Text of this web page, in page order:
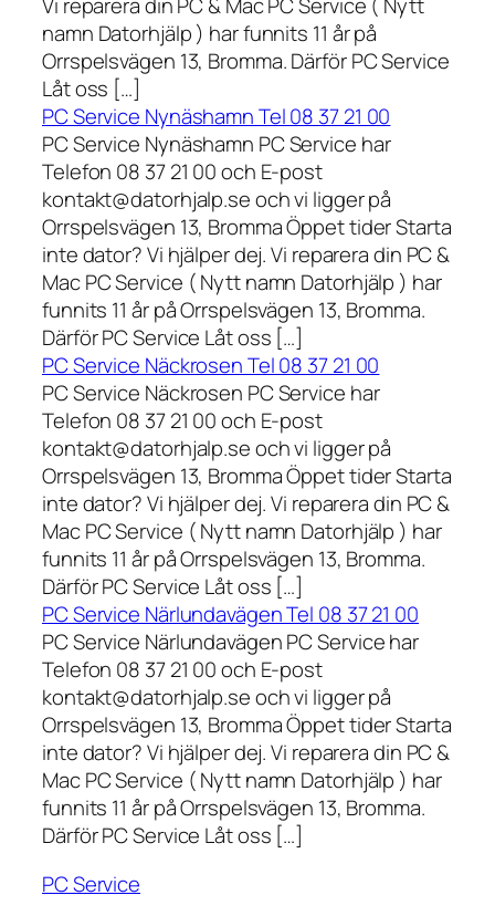
Vi reparera din PC & Mac PC Service ( Nytt
namn Datorhjälp ) har funnits 11 år på
Orrspelsvägen 13, Bromma. Därför PC Service
Låt oss […]
PC Service Nynäshamn Tel 08 37 21 00
PC Service Nynäshamn PC Service har
Telefon 08 37 21 00 och E-post
kontakt@datorhjalp.se och vi ligger på
Orrspelsvägen 13, Bromma Öppet tider Starta
inte dator? Vi hjälper dej. Vi reparera din PC &
Mac PC Service ( Nytt namn Datorhjälp ) har
funnits 11 år på Orrspelsvägen 13, Bromma.
Därför PC Service Låt oss […]
PC Service Näckrosen Tel 08 37 21 00
PC Service Näckrosen PC Service har
Telefon 08 37 21 00 och E-post
kontakt@datorhjalp.se och vi ligger på
Orrspelsvägen 13, Bromma Öppet tider Starta
inte dator? Vi hjälper dej. Vi reparera din PC &
Mac PC Service ( Nytt namn Datorhjälp ) har
funnits 11 år på Orrspelsvägen 13, Bromma.
Därför PC Service Låt oss […]
PC Service Närlundavägen Tel 08 37 21 00
PC Service Närlundavägen PC Service har
Telefon 08 37 21 00 och E-post
kontakt@datorhjalp.se och vi ligger på
Orrspelsvägen 13, Bromma Öppet tider Starta
inte dator? Vi hjälper dej. Vi reparera din PC &
Mac PC Service ( Nytt namn Datorhjälp ) har
funnits 11 år på Orrspelsvägen 13, Bromma.
Därför PC Service Låt oss […]
PC Service